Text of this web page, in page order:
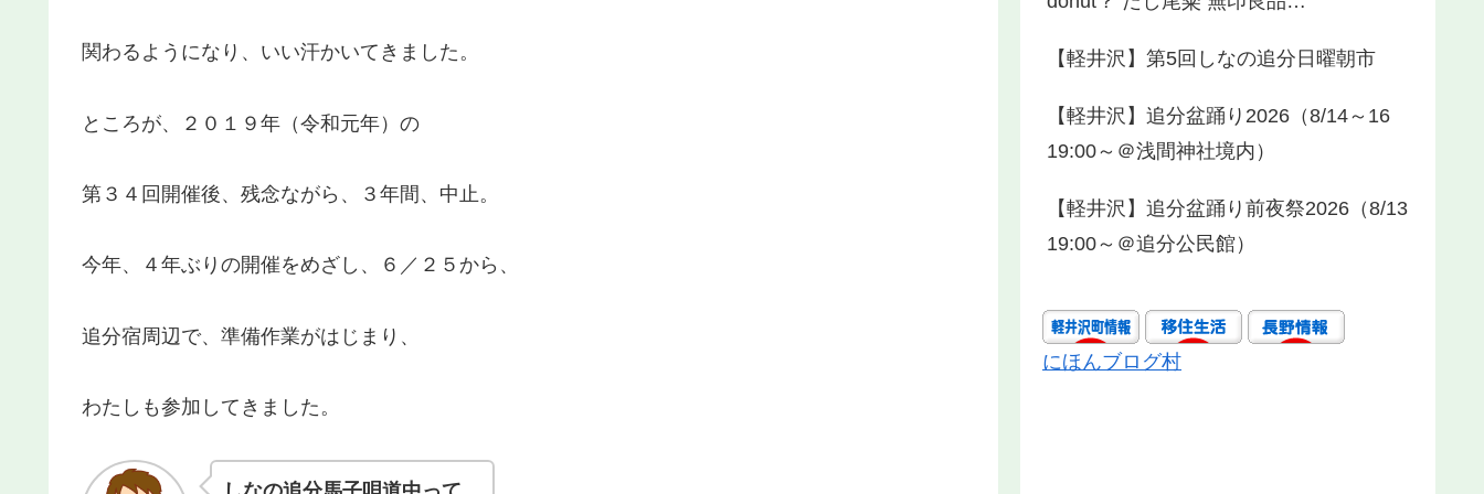
関わるようになり、いい汗かいてきました。
ところが、２０１９年（令和元年）の
第３４回開催後、残念ながら、３年間、中止。
今年、４年ぶりの開催をめざし、６／２５から、
追分宿周辺で、準備作業がはじまり、
わたしも参加してきました。
【軽井沢】第5回しなの追分日曜朝市
【軽井沢】追分盆踊り2026（8/14～16
19:00～＠浅間神社境内）
【軽井沢】追分盆踊り前夜祭2026（8/13
19:00～＠追分公民館）
にほんブログ村